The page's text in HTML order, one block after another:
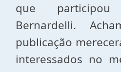
que
Bernardelli.
publicação
interessados no